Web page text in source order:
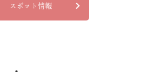
スポット情報